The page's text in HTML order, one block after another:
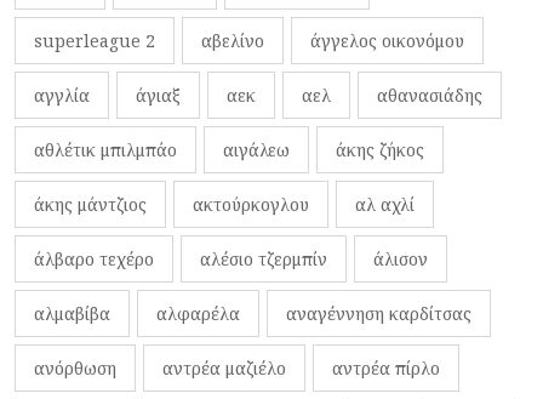
superleague 2 αβελίνο άγγελος οικονόμου
αγγλία άγιαξ αεκ αελ αθανασιάδης
αθλέτικ μπιλμπάο αιγάλεω άκης ζήκος
άκης μάντζιος ακτούρκογλου αλ αχλί
άλβαρο τεχέρο αλέσιο τζερμπίν άλισον
αλμαβίβα αλφαρέλα αναγέννηση καρδίτσας
ανόρθωση αντρέα μαζιέλο αντρέα πίρλο